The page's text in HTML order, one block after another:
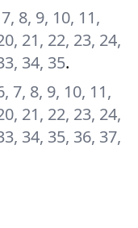
8, 9, 10, 11,
21, 22, 23, 24,
34, 35.
7, 8, 9, 10, 11,
21, 22, 23, 24,
34, 35, 36, 37,